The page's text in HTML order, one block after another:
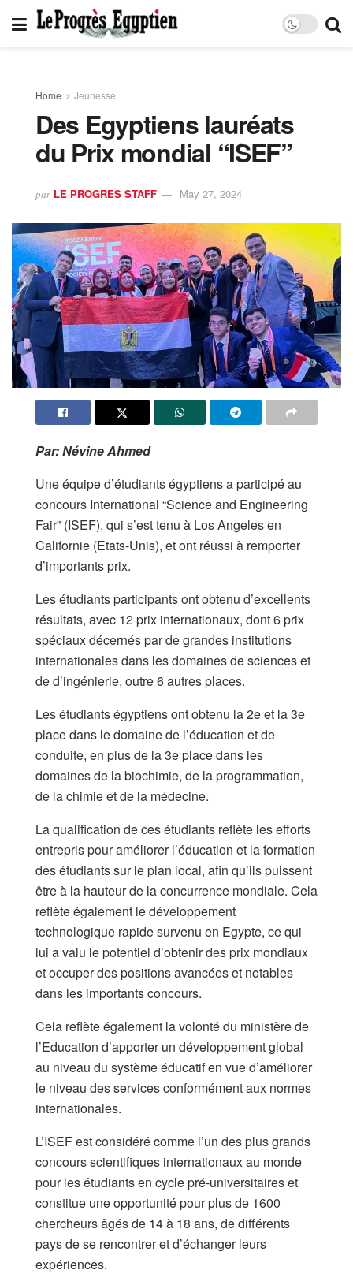
Home Jeunesse
Des Egyptiens lauréats
du Prix mondial “ISEF”
par LE PROGRES STAFF May 27, 2024
Par: Névine Ahmed
Une équipe d’étudiants égyptiens a participé au
concours International “Science and Engineering
Fair” (ISEF), qui s’est tenu à Los Angeles en
Californie (Etats-Unis), et ont réussi à remporter
d’importants prix.
Les étudiants participants ont obtenu d’excellents
résultats, avec 12 prix internationaux, dont 6 prix
spéciaux décernés par de grandes institutions
internationales dans les domaines de sciences et
de d’ingénierie, outre 6 autres places.
Les étudiants égyptiens ont obtenu la 2e et la 3e
place dans le domaine de l’éducation et de
conduite, en plus de la 3e place dans les
domaines de la biochimie, de la programmation,
de la chimie et de la médecine.
La qualification de ces étudiants reflète les efforts
entrepris pour améliorer l’éducation et la formation
des étudiants sur le plan local, afin qu’ils puissent
être à la hauteur de la concurrence mondiale. Cela
reflète également le développement
technologique rapide survenu en Egypte, ce qui
lui a valu le potentiel d’obtenir des prix mondiaux
et occuper des positions avancées et notables
dans les importants concours.
Cela reflète également la volonté du ministère de
l’Education d’apporter un développement global
au niveau du système éducatif en vue d’améliorer
le niveau des services conformément aux normes
internationales.
L’ISEF est considéré comme l’un des plus grands
concours scientifiques internationaux au monde
pour les étudiants en cycle pré-universitaires et
constitue une opportunité pour plus de 1600
chercheurs âgés de 14 à 18 ans, de différents
pays de se rencontrer et d’échanger leurs
expériences.